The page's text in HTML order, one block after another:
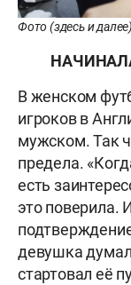
Фото (здесь и
В женском
игроков в
мужском. Так
предела.
есть
это поверила.
девушка
стартовал её